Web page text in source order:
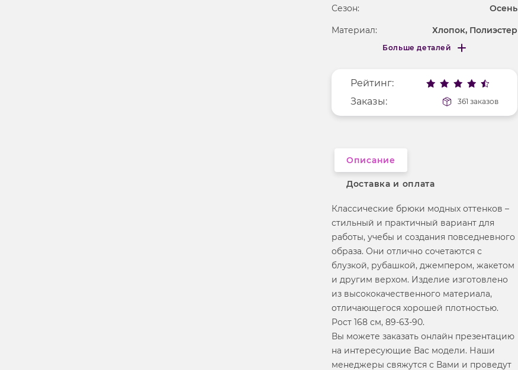
Сезон: Осень
Материал:
Хлопок, Полиэстер
Фактура материала
Больше деталей
Меньше деталей
Рейтинг:
Заказы:
361 заказов
Описание
Доставка и оплата
Классические брюки модных оттенков –
стильный и практичный вариант для
работы, учебы и создания повседневного
образа. Они отлично сочетаются с
блузкой, рубашкой, джемпером, жакетом
и другим верхом. Изделие изготовлено
из высококачественного материала,
отличающегося хорошей плотностью.
Рост 168 см, 89-63-90.
Вы можете заказать онлайн презентацию
на интересующие Вас модели. Наши
менеджеры свяжутся с Вами и проведут